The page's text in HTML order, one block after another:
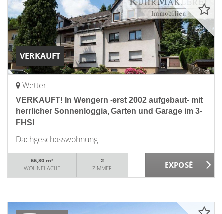
VERKAUFT
Wetter
VERKAUFT! In Wengern -erst 2002 aufgebaut- mit
herrlicher Sonnenloggia, Garten und Garage im 3-
FHS!
Dachgeschosswohnung
66,30 m²
WOHNFLÄCHE
2
ZIMMER